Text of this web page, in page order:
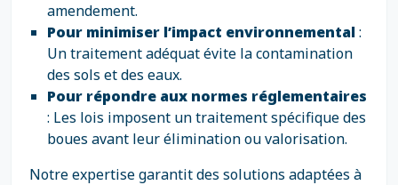
amendement.
Pour minimiser l’impact environnemental:
Un traitement adéquat évite la contamination
des sols et des eaux.
Pour répondre aux normes réglementaires
: Les lois imposent un traitement spécifique des
boues avant leur élimination ou valorisation.
Notre expertise garantit des solutions adaptées à